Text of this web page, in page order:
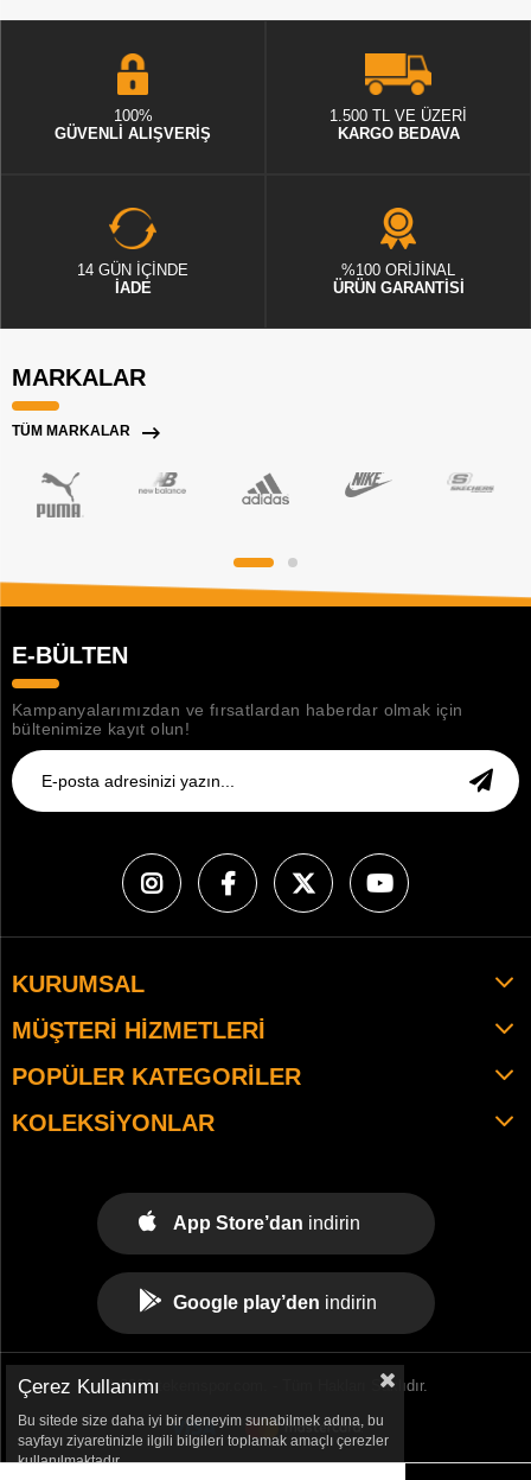
100%
GÜVENLİ ALIŞVERİŞ
1.500 TL VE ÜZERİ
KARGO BEDAVA
14 GÜN İÇİNDE
İADE
%100 ORİJİNAL
ÜRÜN GARANTİSİ
MARKALAR
TÜM MARKALAR
E-BÜLTEN
Kampanyalarımızdan ve fırsatlardan haberdar olmak için
bültenimize kayıt olun!
KURUMSAL
MÜŞTERI HIZMETLERI
POPÜLER KATEGORILER
KOLEKSIYONLAR
App Store’dan indirin
Google play’den indirin
© 2021 tekemspor.com. - Tüm Hakları Saklıdır.
Çerez Kullanımı
Bu sitede size daha iyi bir deneyim sunabilmek adına, bu
sayfayı ziyaretinizle ilgili bilgileri toplamak amaçlı çerezler
kullanılmaktadır.